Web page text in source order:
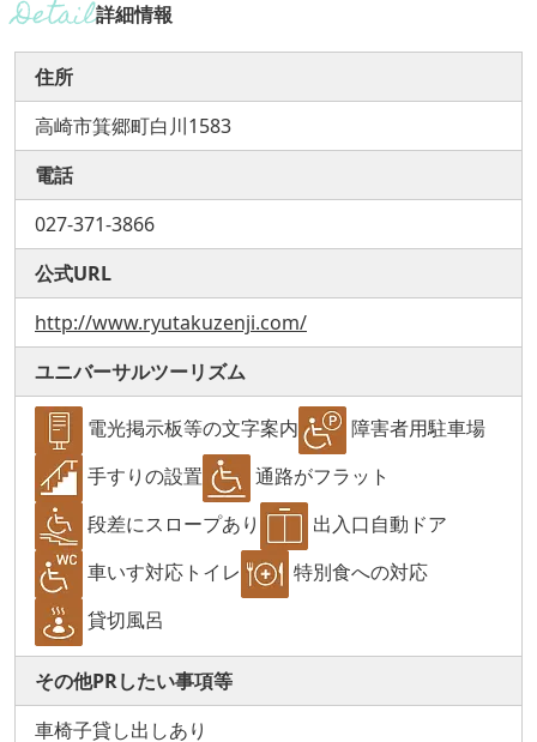
詳細情報
住所
高崎市箕郷町白川1583
電話
027-371-3866
公式URL
http://www.ryutakuzenji.com/
ユニバーサルツーリズム
電光掲示板等の文字案内
障害者用駐車場
手すりの設置
通路がフラット
段差にスロープあり
出入口自動ドア
車いす対応トイレ
特別食への対応
貸切風呂
その他PRしたい事項等
車椅子貸し出しあり